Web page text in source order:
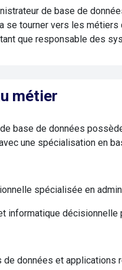
de base de
se tourner vers les
que responsable des
métier
base de données
une spécialisation en
spécialisée en
informatique
de données et applications